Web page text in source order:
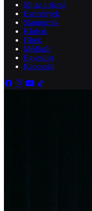
Mi az a slam?
Események
Slammerek
Klubok
Hírek
Médiatár
Egyesület
Kapcsolat